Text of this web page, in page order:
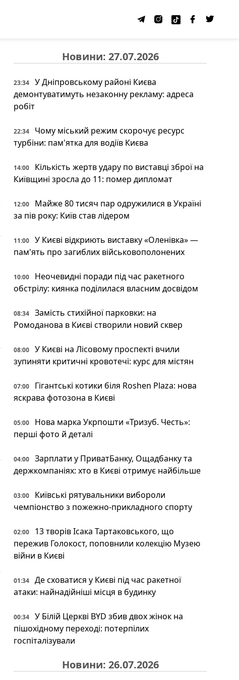
Новини: 27.07.2026
23:34
У Дніпровському районі Києва
демонтуватимуть незаконну рекламу: адреса
робіт
22:34
Чому міський режим скорочує ресурс
турбіни: пам'ятка для водіїв Києва
14:00
Кількість жертв удару по виставці зброї на
Київщині зросла до 11: помер дипломат
12:00
Майже 80 тисяч пар одружилися в Україні
за пів року: Київ став лідером
11:00
У Києві відкриють виставку «Оленівка» —
пам'ять про загиблих військовополонених
10:00
Неочевидні поради під час ракетного
обстрілу: киянка поділилася власним досвідом
08:34
Замість стихійної парковки: на
Ромоданова в Києві створили новий сквер
08:00
У Києві на Лісовому проспекті вчили
зупиняти критичні кровотечі: курс для містян
07:00
Гігантські котики біля Roshen Plaza: нова
яскрава фотозона в Києві
05:00
Нова марка Укрпошти «Тризуб. Честь»:
перші фото й деталі
04:00
Зарплати у ПриватБанку, Ощадбанку та
держкомпаніях: хто в Києві отримує найбільше
03:00
Київські рятувальники вибороли
чемпіонство з пожежно-прикладного спорту
02:00
13 творів Ісака Тартаковського, що
пережив Голокост, поповнили колекцію Музею
війни в Києві
01:34
Де сховатися у Києві під час ракетної
атаки: найнадійніші місця в будинку
00:34
У Білій Церкві BYD збив двох жінок на
пішохідному переході: потерпілих
госпіталізували
Новини: 26.07.2026